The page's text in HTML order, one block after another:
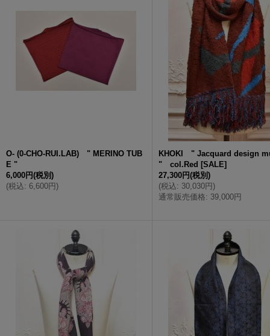
O- (0-CHO-RUI.LAB) " MERINO TUB
E "
6,000円(税別)
(税込: 6,600円)
KHOKI " Jacquard design
" col.Red [SALE]
27,300円(税別)
(税込: 30,030円)
通常販売価格: 39,000円